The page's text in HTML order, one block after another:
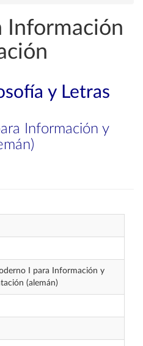
Información
y Letras
Información y
I para Información y
(alemán)